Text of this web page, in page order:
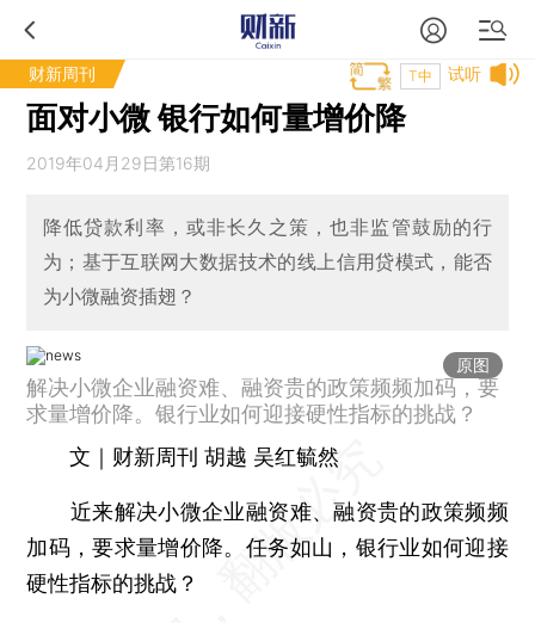
财新周刊 试听
T中
面对小微 银行如何量增价降
2019年04月29日第16期
降低贷款利率，或非长久之策，也非监管鼓励的行
为；基于互联网大数据技术的线上信用贷模式，能否
为小微融资插翅？
原图
解决小微企业融资难、融资贵的政策频频加码，要
求量增价降。银行业如何迎接硬性指标的挑战？
文｜财新周刊 胡越 吴红毓然
近来解决小微企业融资难、融资贵的政策频频
加码，要求量增价降。任务如山，银行业如何迎接
硬性指标的挑战？